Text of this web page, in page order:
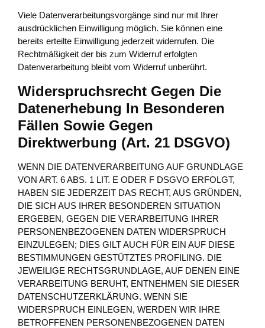
Viele Datenverarbeitungsvorgänge sind nur mit Ihrer
ausdrücklichen Einwilligung möglich. Sie können eine
bereits erteilte Einwilligung jederzeit widerrufen. Die
Rechtmäßigkeit der bis zum Widerruf erfolgten
Datenverarbeitung bleibt vom Widerruf unberührt.
Widerspruchsrecht Gegen Die
Datenerhebung In Besonderen
Fällen Sowie Gegen
Direktwerbung (Art. 21 DSGVO)
WENN DIE DATENVERARBEITUNG AUF GRUNDLAGE
VON ART. 6 ABS. 1 LIT. E ODER F DSGVO ERFOLGT,
HABEN SIE JEDERZEIT DAS RECHT, AUS GRÜNDEN,
DIE SICH AUS IHRER BESONDEREN SITUATION
ERGEBEN, GEGEN DIE VERARBEITUNG IHRER
PERSONENBEZOGENEN DATEN WIDERSPRUCH
EINZULEGEN; DIES GILT AUCH FÜR EIN AUF DIESE
BESTIMMUNGEN GESTÜTZTES PROFILING. DIE
JEWEILIGE RECHTSGRUNDLAGE, AUF DENEN EINE
VERARBEITUNG BERUHT, ENTNEHMEN SIE DIESER
DATENSCHUTZERKLÄRUNG. WENN SIE
WIDERSPRUCH EINLEGEN, WERDEN WIR IHRE
BETROFFENEN PERSONENBEZOGENEN DATEN